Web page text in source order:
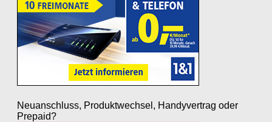
Neuanschluss, Produktwechsel, Handyvertrag oder
Prepaid?